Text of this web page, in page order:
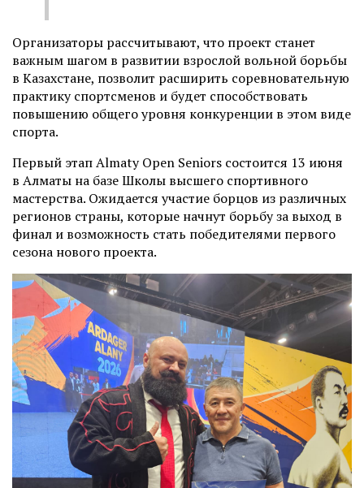
Организаторы рассчитывают, что проект станет
важным шагом в развитии взрослой вольной борьбы
в Казахстане, позволит расширить соревновательную
практику спортсменов и будет способствовать
повышению общего уровня конкуренции в этом виде
спорта.
Первый этап Almaty Open Seniors состоится 13 июня
в Алматы на базе Школы высшего спортивного
мастерства. Ожидается участие борцов из различных
регионов страны, которые начнут борьбу за выход в
финал и возможность стать победителями первого
сезона нового проекта.